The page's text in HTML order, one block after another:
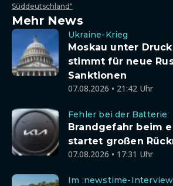
Süddeutschland"
Mehr News
Ukraine-Krieg
Moskau unter
stimmt für neue
Sanktionen
07.08.2026 • 21:42 Uhr
Fehler bei der Batterie
Brandgefahr beim
startet großen
07.08.2026 • 17:31 Uhr
Im :newstime-Interview